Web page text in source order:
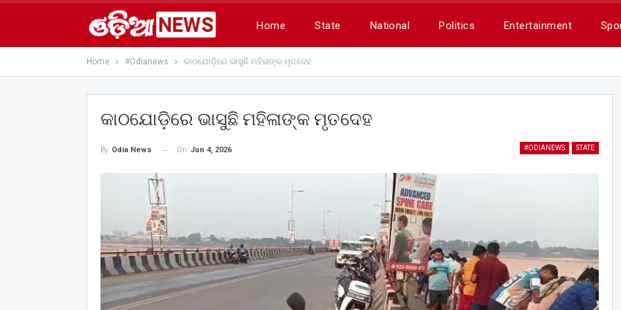
Home State National Politics Entertainment
Home #Odianews କାଠଯୋଡ଼ିରେ ଭାସୁଛି ମହିଳାଙ୍କ ମୃତଦେହ
କାଠଯୋଡ଼ିରେ ଭାସୁଛି ମହିଳାଙ୍କ ମୃତଦେହ
#ODIANEWS STATE
By Odia News On Jun 4, 2026